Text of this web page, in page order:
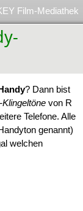
Film-Mediathek
? Dann bist
von R
Telefone. Alle
genannt)
welchen